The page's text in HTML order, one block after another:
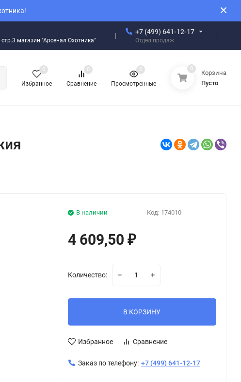
магазин "Арсенал Охотника"
+7 (499) 641-12-17
Отдел продаж
Избранное
0
Сравнение
0
Просмотренные
0 0
Корзина
Пусто
Код: 174010
В наличии
4 609,50 ₽
Количество:
В КОРЗИНУ
Избранное Сравнение
Заказ по телефону: +7 (499) 641-12-17